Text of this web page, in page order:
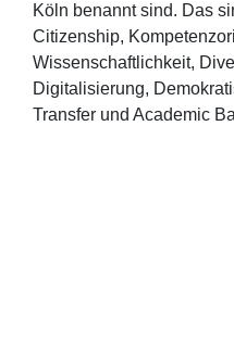
Köln benannt sind. Das
Citizenship,
Wissenschaftlichkeit,
Digitalisierung,
Transfer und Academic